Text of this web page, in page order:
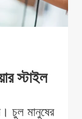
স্টাইল
চুল মানুষের